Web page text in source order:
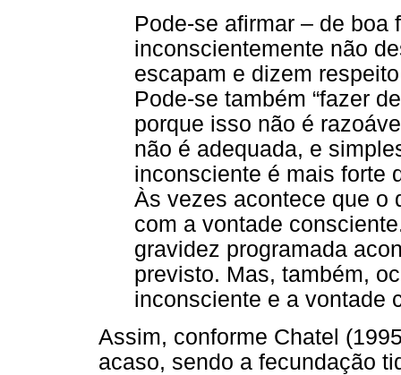
Pode-se afirmar – de boa
inconscientemente não
escapam e dizem
Pode-se também “fazer
porque isso não é
não é adequada, e
inconsciente é mais forte
Às vezes acontece que o
com a vontade
gravidez programada
previsto. Mas, também,
inconsciente e a vontade
Assim, conforme Chatel
acaso, sendo a fecundação